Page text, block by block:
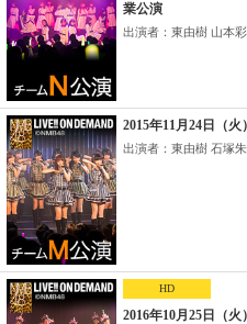
業公演
出演者：東由樹 山本彩
2015年11月24日（
出演者：東由樹 石塚朱
HD
2016年10月25日（